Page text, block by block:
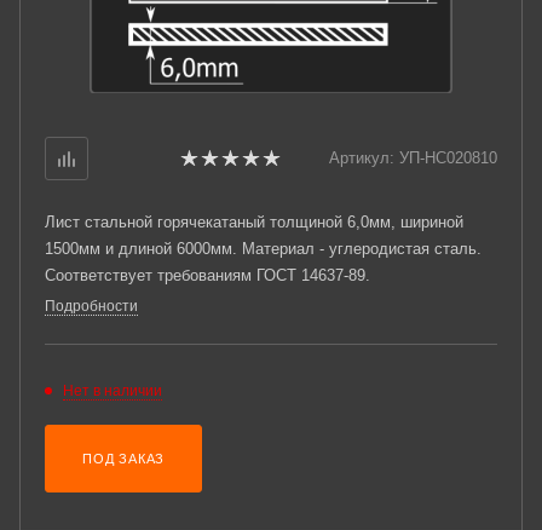
Артикул: УП-НС020810
Лист стальной горячекатаный толщиной 6,0мм, шириной
1500мм и длиной 6000мм. Материал - углеродистая сталь.
Соответствует требованиям ГОСТ 14637-89.
Подробности
Нет в наличии
ПОД ЗАКАЗ